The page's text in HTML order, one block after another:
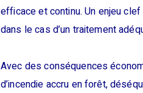
efficace et continu. Un enjeu
dans le cas d’un traitement
Avec des conséquences
d’incendie accru en forêt,